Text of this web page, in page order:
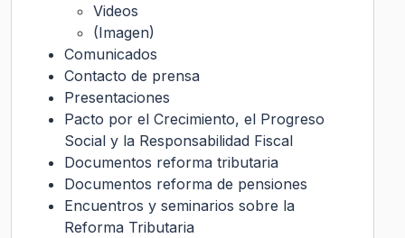
Videos
(Imagen)
Comunicados
Contacto de prensa
Presentaciones
Pacto por el Crecimiento, el Progreso
Social y la Responsabilidad Fiscal
Documentos reforma tributaria
Documentos reforma de pensiones
Encuentros y seminarios sobre la
Reforma Tributaria